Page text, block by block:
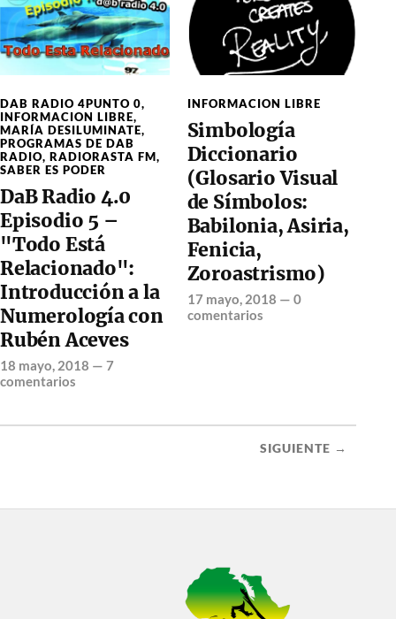
DAB RADIO 4PUNTO 0,
INFORMACION LIBRE,
MARÍA DESILUMINATE,
PROGRAMAS DE DAB
RADIO, RADIORASTA FM,
SABER ES PODER
DaB Radio 4.0
Episodio 5 –
"Todo Está
Relacionado":
Introducción a la
Numerología con
Rubén Aceves
18 mayo, 2018 — 7
comentarios
INFORMACION LIBRE
Simbología
Diccionario
(Glosario Visual
de Símbolos:
Babilonia, Asiria,
Fenicia,
Zoroastrismo)
17 mayo, 2018 — 0
comentarios
SIGUIENTE →